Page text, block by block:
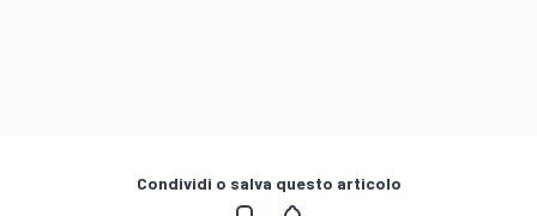
Condividi o salva questo articolo